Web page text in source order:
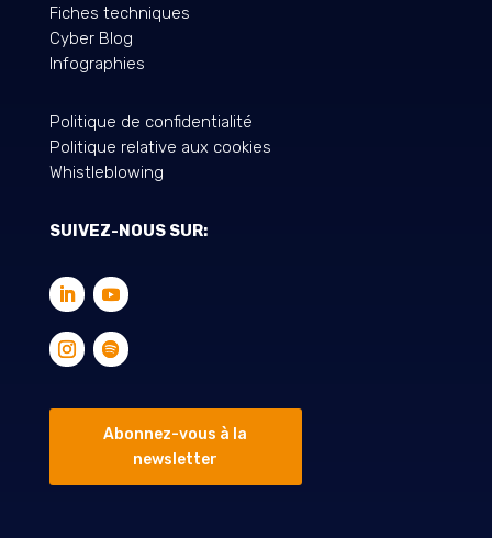
Fiches techniques
Cyber Blog
Infographies
Politique de confidentialité
Politique relative aux cookies
Whistleblowing
SUIVEZ-NOUS SUR:
Abonnez-vous à la
newsletter